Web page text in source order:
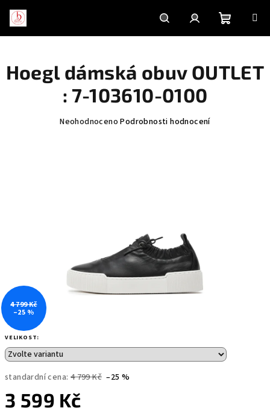
obsah
HledatPřihlášeníNákupní
košík
VELIKOST:
standardní cena: 4 799 Kč –25 %
3 599 Kč
Hoegl dámská obuv OUTLET
: 7-103610-0100
Průměrné
Neohodnoceno Podrobnosti hodnocení
4 799 Kč
–25 %